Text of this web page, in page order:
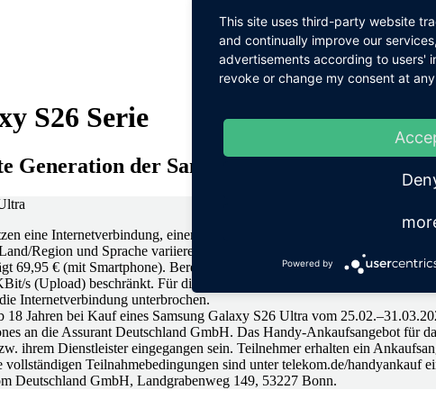
S26 Serie
Generation der Samsung Galaxy Smartphones
eine Internetverbindung, einen Samsung Account oder ein Google
Region und Sprache variieren.
69,95 € (mit Smartphone). Bereitstellungspreis 39,95 €.
s (Upload) beschränkt. Für die Ländergruppen 2 und 3 ist im Tarif ein
Internetverbindung unterbrochen.
Jahren bei Kauf eines Samsung Galaxy S26 Ultra vom
an die Assurant Deutschland GmbH. Das Handy-Ankaufsangebot für
ihrem Dienstleister eingegangen sein. Teilnehmer erhalten ein
Teilnahmebedingungen sind unter telekom.de/
Deutschland GmbH, Landgrabenweg 149, 53227 Bonn.
This site uses third-party website
and continually improve our
advertisements according to users'
revoke or change my consent at
Powered by